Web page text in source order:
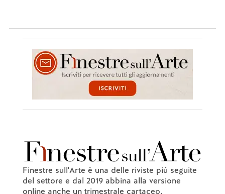
Finestre sull'Arte è una delle riviste più seguite
del settore e dal 2019 abbina alla versione
online anche un trimestrale cartaceo.